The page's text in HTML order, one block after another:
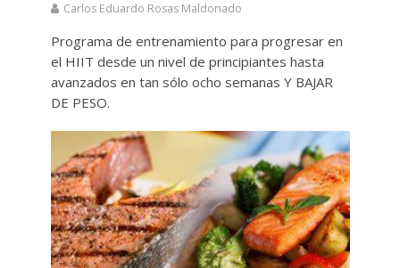
Carlos Eduardo Rosas Maldonado
Programa de entrenamiento para progresar en
el HIIT desde un nivel de principiantes hasta
avanzados en tan sólo ocho semanas Y BAJAR
DE PESO.